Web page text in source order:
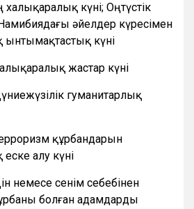
күні; Оңтүстік
әйелдер күресімен
ынтымақтастық күні
жастар күні
гуманитарлық
құрбандарын
алу күні
немесе сенім себебінен
болған адамдарды